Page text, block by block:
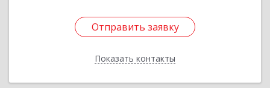
Отправить заявку
Показать контакты
Отправить заявку
Назад